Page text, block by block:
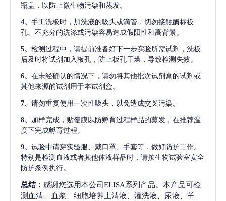
瓶盖，以防止微生物污染和蒸发。
4、 手工洗板时，加洗液的吸头或滴管，切勿接触酶标板
孔。不充分的洗涤或污染容易造成假阳性和高背景。
5、 检测过程中，请提前准备好下一步实验所需试剂，洗板
后及时将试剂加入板孔，防止板孔干燥，导致检测失效。
6、 在未经确认的情况下，请勿将其他批次试剂盒的试剂或
其他来源的试剂用于本试剂盒。
7、 请勿重复使用一次性吸头，以免造成交叉污染。
8、 加样完成，贴覆膜以防孵育过程样品的蒸发，在推荐温
度下完成孵育过程。
9、 试验中请穿实验服、戴口罩、手套等，做好防护工作。
特别是检测血液或者其他体液样品时，请按生物试验室安全
防护条例执行。
总结： 感谢您选用本公司ELISA系列产品。本产品可检
测血清、血浆、细胞培养上清液、灌洗液、尿液、羊